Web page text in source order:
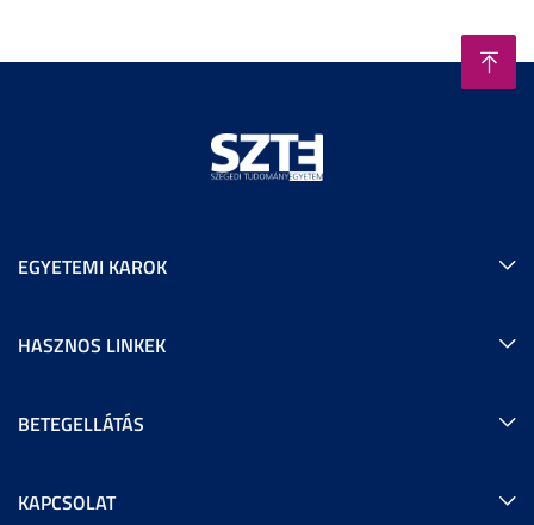
EGYETEMI KAROK
HASZNOS LINKEK
BETEGELLÁTÁS
KAPCSOLAT